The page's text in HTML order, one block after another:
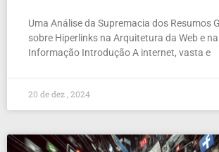
Uma Análise da Supremacia dos Resumos
sobre Hiperlinks na Arquitetura da Web e
Informação Introdução A internet, vasta e
20 de dez , 2024